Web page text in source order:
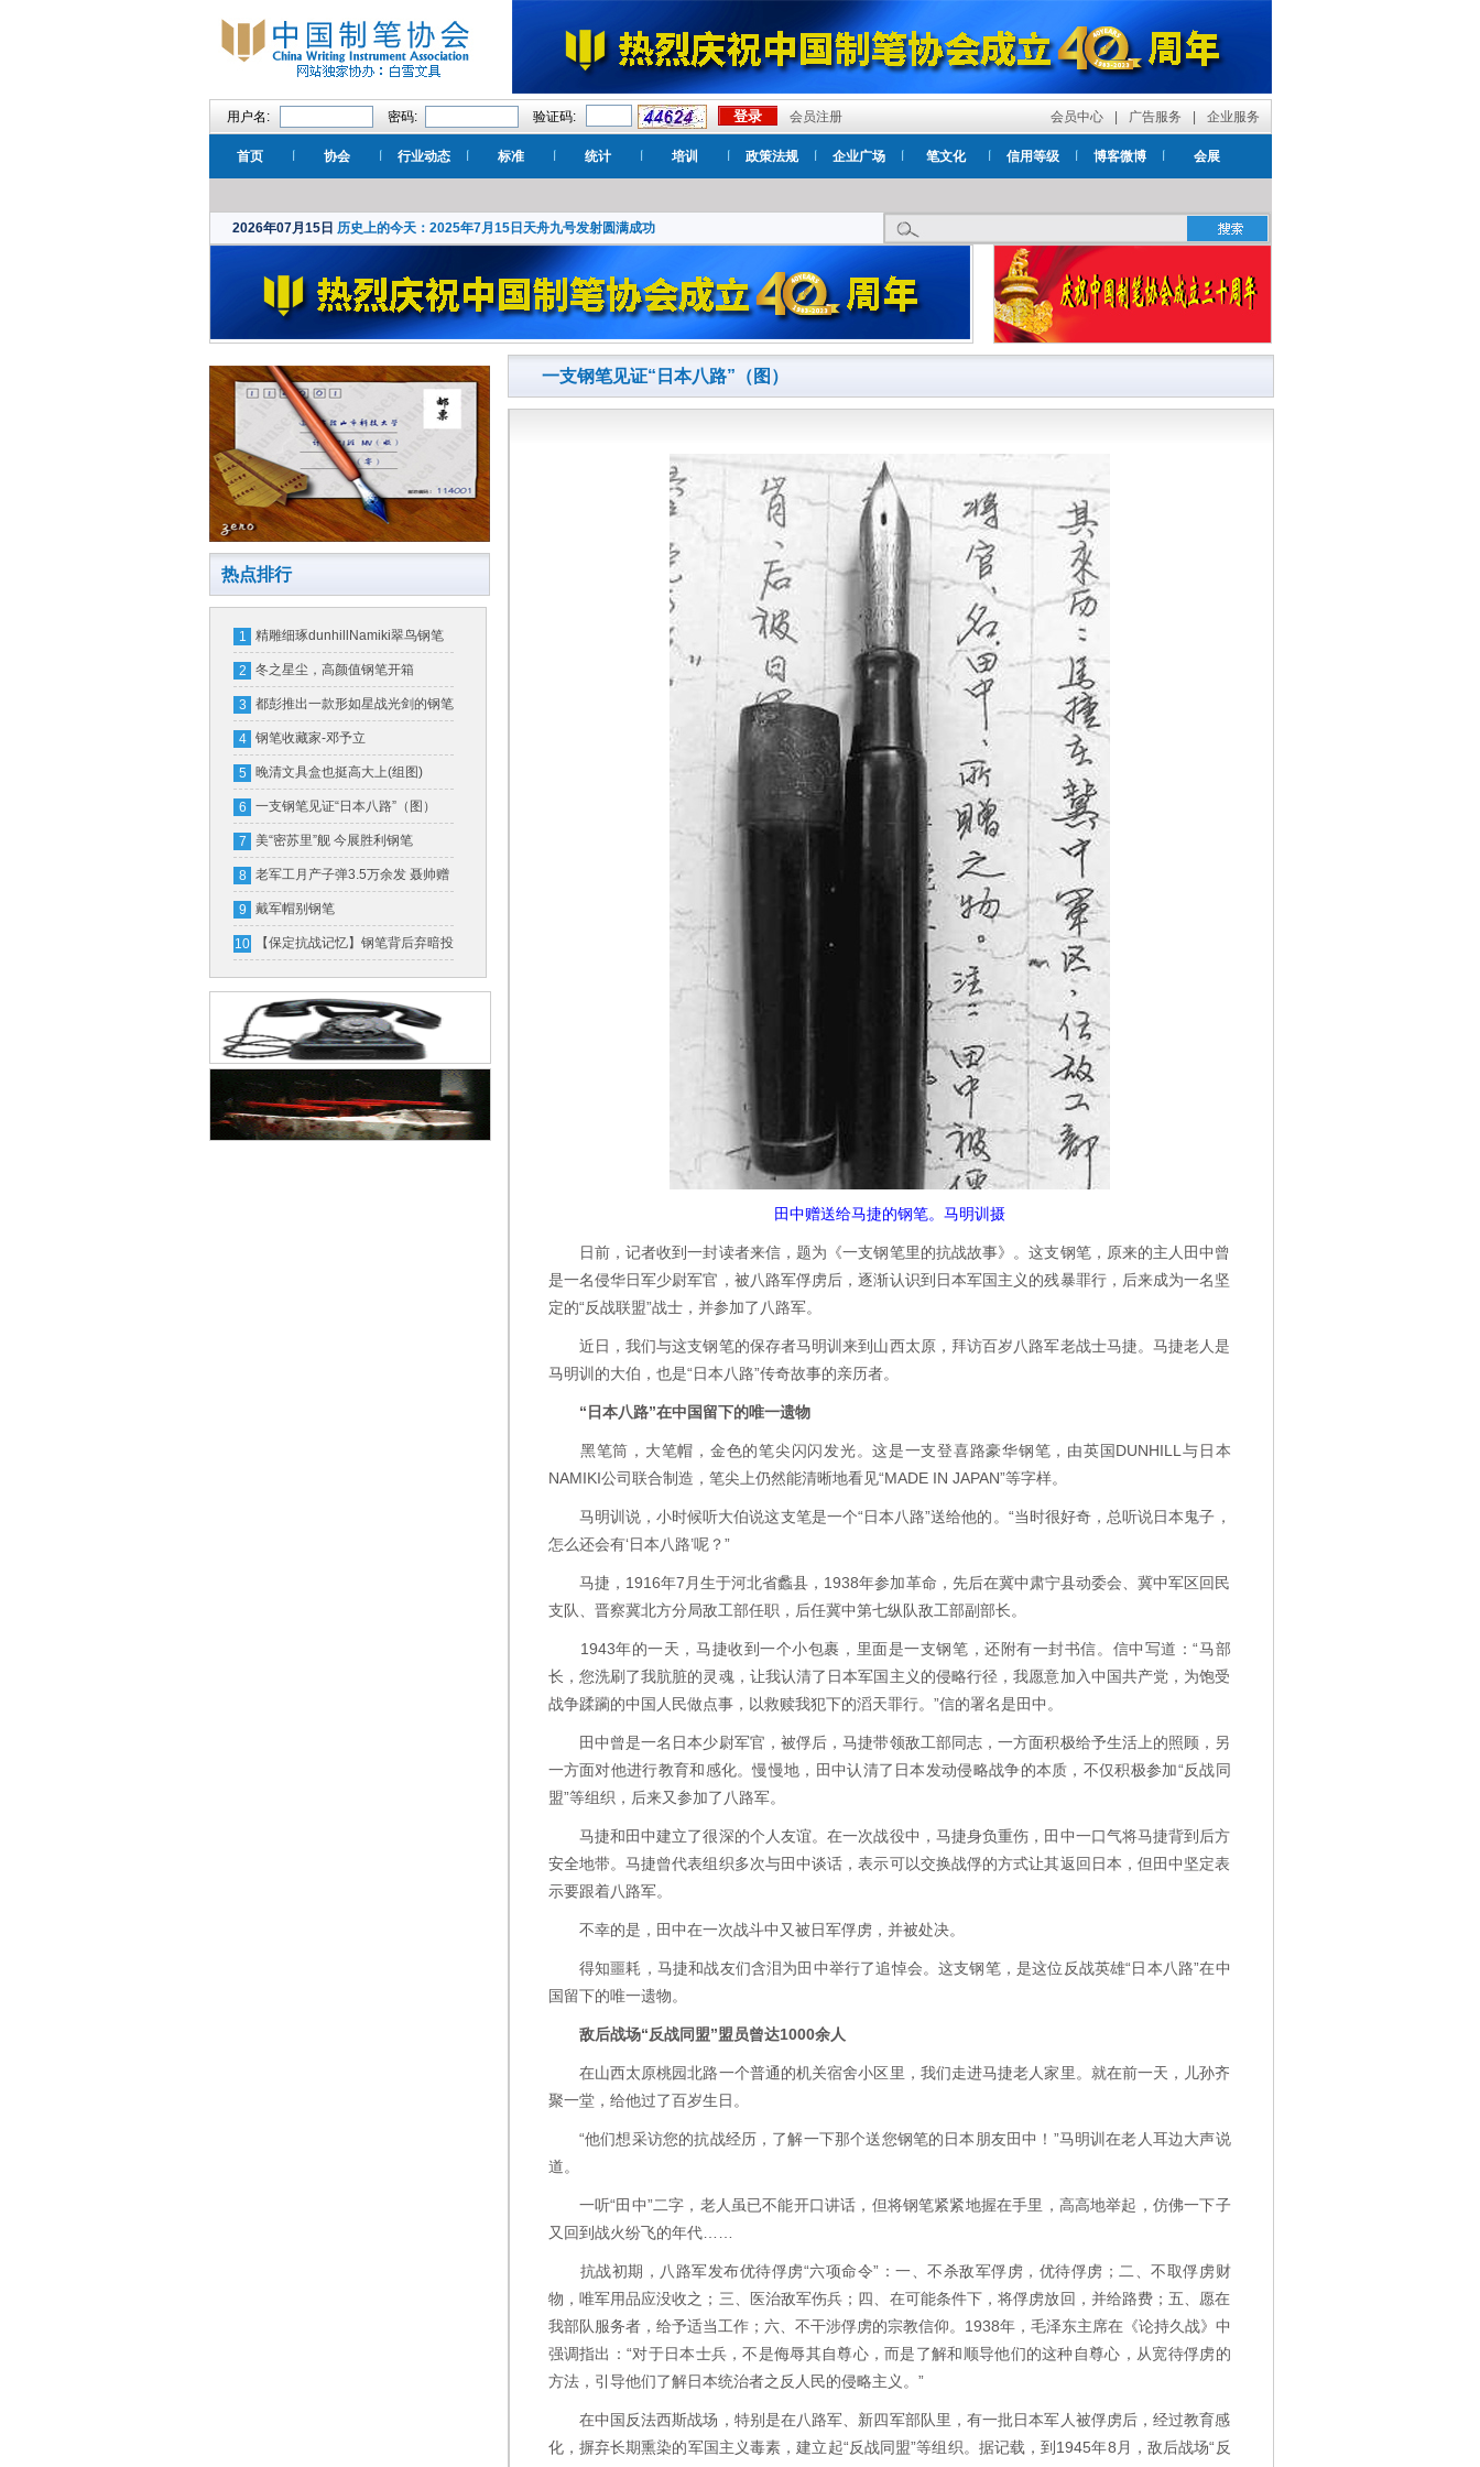
用户名: 密码: 验证码: 会员注册 会员中心 广告服务 企业服务
首页 协会 行业动态 标准 统计 培训 政策法规 企业广场 笔文化 信用等级 博客微博 会展
2026年07月15日 历史上的今天：2025年7月15日天舟九号发射圆满成功
热点排行
1 精雕细琢dunhillNamiki翠鸟钢笔
2 冬之星尘，高颜值钢笔开箱
3 都彭推出一款形如星战光剑的钢笔
一支售价16万
4 钢笔收藏家-邓予立
5 晚清文具盒也挺高大上(组图)
6 一支钢笔见证“日本八路”（图）
7 美“密苏里”舰 今展胜利钢笔
8 老军工月产子弹3.5万余发 聂帅赠
钢笔奖励
9 戴军帽别钢笔
10 【保定抗战记忆】钢笔背后弃暗投
明的故事（图）
一支钢笔见证“日本八路”（图）
田中赠送给马捷的钢笔。马明训摄
日前，记者收到一封读者来信，题为《一支钢笔里的抗战故事》。这支钢笔，原来的主人田中曾
是一名侵华日军少尉军官，被八路军俘虏后，逐渐认识到日本军国主义的残暴罪行，后来成为一名坚
定的“反战联盟”战士，并参加了八路军。
近日，我们与这支钢笔的保存者马明训来到山西太原，拜访百岁八路军老战士马捷。马捷老人是
马明训的大伯，也是“日本八路”传奇故事的亲历者。
“日本八路”在中国留下的唯一遗物
黑笔筒，大笔帽，金色的笔尖闪闪发光。这是一支登喜路豪华钢笔，由英国DUNHILL与日本
NAMIKI公司联合制造，笔尖上仍然能清晰地看见“MADE IN JAPAN”等字样。
马明训说，小时候听大伯说这支笔是一个“日本八路”送给他的。“当时很好奇，总听说日本鬼子，
怎么还会有‘日本八路’呢？”
马捷，1916年7月生于河北省蠡县，1938年参加革命，先后在冀中肃宁县动委会、冀中军区回民
支队、晋察冀北方分局敌工部任职，后任冀中第七纵队敌工部副部长。
1943年的一天，马捷收到一个小包裹，里面是一支钢笔，还附有一封书信。信中写道：“马部
长，您洗刷了我肮脏的灵魂，让我认清了日本军国主义的侵略行径，我愿意加入中国共产党，为饱受
战争蹂躏的中国人民做点事，以救赎我犯下的滔天罪行。”信的署名是田中。
田中曾是一名日本少尉军官，被俘后，马捷带领敌工部同志，一方面积极给予生活上的照顾，另
一方面对他进行教育和感化。慢慢地，田中认清了日本发动侵略战争的本质，不仅积极参加“反战同
盟”等组织，后来又参加了八路军。
马捷和田中建立了很深的个人友谊。在一次战役中，马捷身负重伤，田中一口气将马捷背到后方
安全地带。马捷曾代表组织多次与田中谈话，表示可以交换战俘的方式让其返回日本，但田中坚定表
示要跟着八路军。
不幸的是，田中在一次战斗中又被日军俘虏，并被处决。
得知噩耗，马捷和战友们含泪为田中举行了追悼会。这支钢笔，是这位反战英雄“日本八路”在中
国留下的唯一遗物。
敌后战场“反战同盟”盟员曾达1000余人
在山西太原桃园北路一个普通的机关宿舍小区里，我们走进马捷老人家里。就在前一天，儿孙齐
聚一堂，给他过了百岁生日。
“他们想采访您的抗战经历，了解一下那个送您钢笔的日本朋友田中！”马明训在老人耳边大声说
道。
一听“田中”二字，老人虽已不能开口讲话，但将钢笔紧紧地握在手里，高高地举起，仿佛一下子
又回到战火纷飞的年代……
抗战初期，八路军发布优待俘虏“六项命令”：一、不杀敌军俘虏，优待俘虏；二、不取俘虏财
物，唯军用品应没收之；三、医治敌军伤兵；四、在可能条件下，将俘虏放回，并给路费；五、愿在
我部队服务者，给予适当工作；六、不干涉俘虏的宗教信仰。1938年，毛泽东主席在《论持久战》中
强调指出：“对于日本士兵，不是侮辱其自尊心，而是了解和顺导他们的这种自尊心，从宽待俘虏的
方法，引导他们了解日本统治者之反人民的侵略主义。”
在中国反法西斯战场，特别是在八路军、新四军部队里，有一批日本军人被俘虏后，经过教育感
化，摒弃长期熏染的军国主义毒素，建立起“反战同盟”等组织。据记载，到1945年8月，敌后战场“反